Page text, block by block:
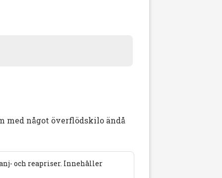
med något överflödskilo ändå
och reapriser. Innehåller